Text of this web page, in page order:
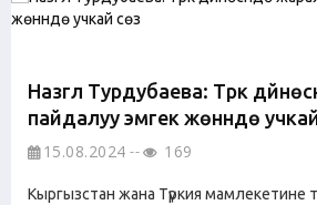
Назгүл Турдубаева: Түрк
пайдалуу эмгек жөнүндө
15.08.2024 169
Кыргызстан жана Түркия мамлекетине